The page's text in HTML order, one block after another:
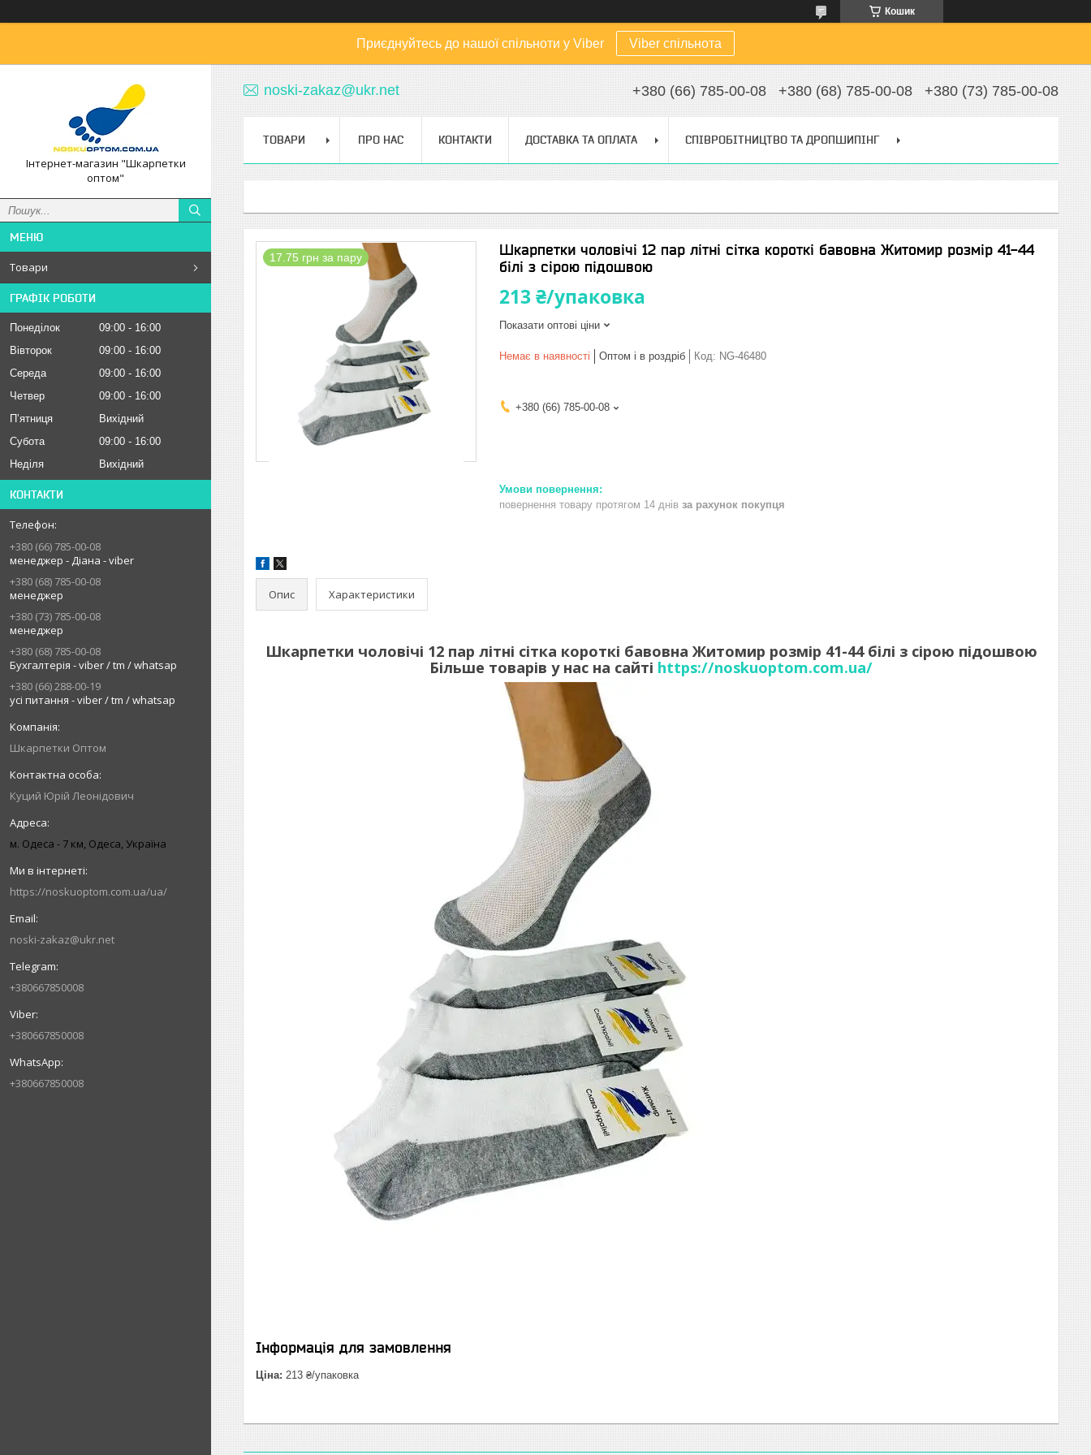
Кошик
Приєднуйтесь до нашої спільноти у Viber Viber спільнота
Інтернет-магазин "Шкарпетки
оптом"
Товари
ГРАФІК РОБОТИ
Понеділок 09:00
16:00
Вівторок
09:00
16:00
Середа
09:00
16:00
Четвер
09:00
16:00
Пʼятниця
Вихідний
Субота
09:00
16:00
Неділя
Вихідний
КОНТАКТИ
+380 (66) 785-00-08
менеджер - Діана - viber
+380 (68) 785-00-08
менеджер
+380 (73) 785-00-08
менеджер
+380 (68) 785-00-08
Бухгалтерія - viber / tm / whatsap
+380 (66) 288-00-19
усі питання - viber / tm / whatsap
Шкарпетки Оптом
Куций Юрій Леонідович
м. Одеса - 7 км, Одеса, Україна
https://noskuoptom.com.ua/ua/
noski-zakaz@ukr.net
+380667850008
+380667850008
+380667850008
noski-zakaz@ukr.net +380 (66) 785-00-08 +380 (68) 785-00-08 +380 (73) 785-00-08
ТОВАРИ ПРО НАС КОНТАКТИ ДОСТАВКА ТА ОПЛАТА СПІВРОБІТНИЦТВО ТА ДРОПШИПІНГ
17.75 грн за пару
Шкарпетки чоловічі 12 пар літні сітка короткі бавовна Житомир розмір 41-44
білі з сірою підошвою
213 ₴/упаковка
Показати оптові ціни
Немає в наявності Оптом і в роздріб Код: NG-46480
+380 (66) 785-00-08
повернення товару протягом 14 днів за рахунок покупця
Опис Характеристики
Шкарпетки чоловічі 12 пар літні сітка короткі бавовна Житомир розмір 41-44 білі з сірою підошвою
Більше товарів у нас на сайті https://noskuoptom.com.ua/
Інформація для замовлення
Ціна: 213 ₴/упаковка